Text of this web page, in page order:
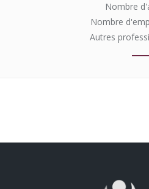
Nombre
Nombre
Autres